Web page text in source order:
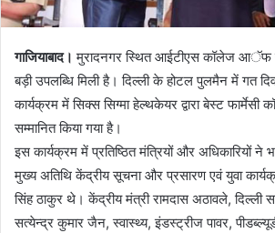
गाजियाबाद। मुरादनगर स्थित आईटीएस कॉलेज आॅफ
बड़ी उपलब्धि मिली है। दिल्ली के होटल पुलमैन में गत
कार्यक्रम में सिक्स सिग्मा हेल्थकेयर द्वारा बेस्ट फार्मेसी
सम्मानित किया गया है।
इस कार्यक्रम में प्रतिष्ठित मंत्रियों और अधिकारियों ने
मुख्य अतिथि केंद्रीय सूचना और प्रसारण एवं युवा
सिंह ठाकुर थे। केंद्रीय मंत्री रामदास अठावले, दिल्ली
सत्येन्द्र कुमार जैन, स्वास्थ्य, इंडस्ट्रीज पावर,